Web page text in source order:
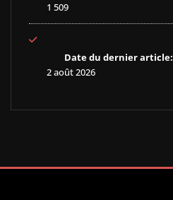
1 509
Date du dernier article:
2 août 2026